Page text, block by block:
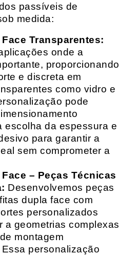
passíveis de
medida:
Transparentes:
onde a
proporcionando
e discreta em
como vidro e
pode
escolha da espessura e
para garantir a
sem comprometer a
– Peças Técnicas
Desenvolvemos peças
dupla face com
personalizados
a geometrias complexas
montagem
personalização